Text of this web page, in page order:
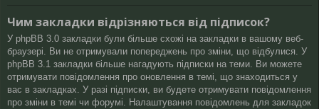
Чим закладки відрізняються від підписок?
У phpBB 3.0 закладки були більше схожі на закладки в вашому веб-
браузері. Ви не отримували попереджень про зміни, що відбулися. У
phpBB 3.1 закладки більше нагадують підписки на теми. Ви можете
отримувати повідомлення про оновлення в темі, що знаходиться у
вас в закладках. У разі підписки, ви будете отримувати повідомлення
про зміни в темі чи форумі. Налаштування повідомлень для закладок